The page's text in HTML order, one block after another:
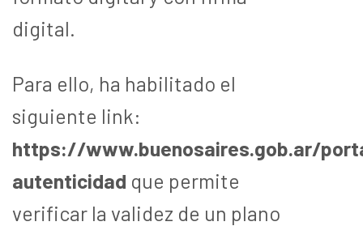
digital.
Para ello, ha habilitado el
siguiente link:
https://www.buenosaires.gob.ar/
autenticidad que permite
verificar la validez de un plano